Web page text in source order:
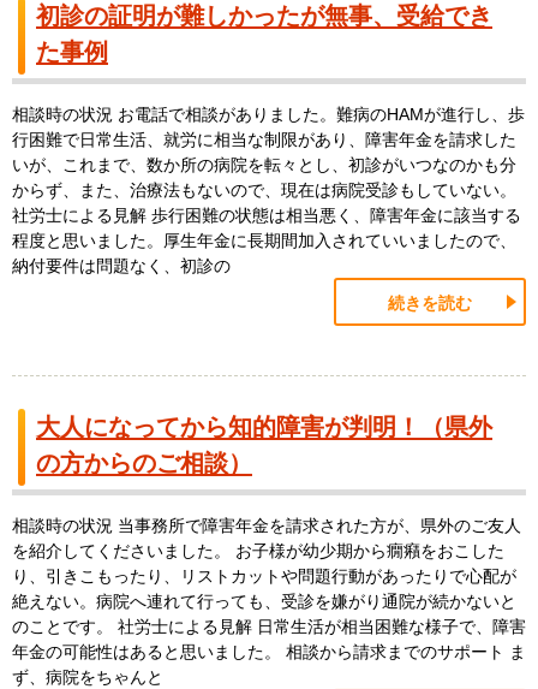
初診の証明が難しかったが無事、受給でき
た事例
相談時の状況 お電話で相談がありました。難病のHAMが進行し、歩
行困難で日常生活、就労に相当な制限があり、障害年金を請求した
いが、これまで、数か所の病院を転々とし、初診がいつなのかも分
からず、また、治療法もないので、現在は病院受診もしていない。
社労士による見解 歩行困難の状態は相当悪く、障害年金に該当する
程度と思いました。厚生年金に長期間加入されていいましたので、
納付要件は問題なく、初診の
続きを読む
大人になってから知的障害が判明！（県外
の方からのご相談）
相談時の状況 当事務所で障害年金を請求された方が、県外のご友人
を紹介してくださいました。 お子様が幼少期から癇癪をおこした
り、引きこもったり、リストカットや問題行動があったりで心配が
絶えない。病院へ連れて行っても、受診を嫌がり通院が続かないと
のことです。 社労士による見解 日常生活が相当困難な様子で、障害
年金の可能性はあると思いました。 相談から請求までのサポート ま
ず、病院をちゃんと